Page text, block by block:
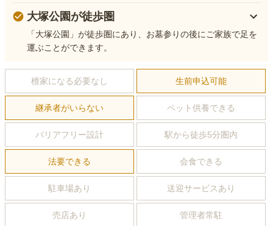
大塚公園が徒歩圏
「大塚公園」が徒歩圏にあり、お墓参りの後にご家族で足を
運ぶことができます。
檀家になる必要なし 生前申込可能
継承者がいらない ペット供養できる
バリアフリー設計 駅から徒歩5分圏内
法要できる 会食できる
駐車場あり 送迎サービスあり
売店あり 管理者常駐